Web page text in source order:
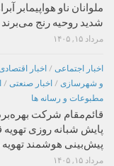
ملوانان ناو هواپیمابر
شدید روحیه رنج می‌برند
مرداد ۱۵, ۱۴۰۵
اخبار اجتماعی / اخبار اقتصادی
و شهرسازی / اخبار صنعتی /
مطبوعات و رسانه ها
قائم‌مقام شرکت
پایش شبانه روزی
پیش‌بینی هوشمند
مرداد ۱۵, ۱۴۰۵